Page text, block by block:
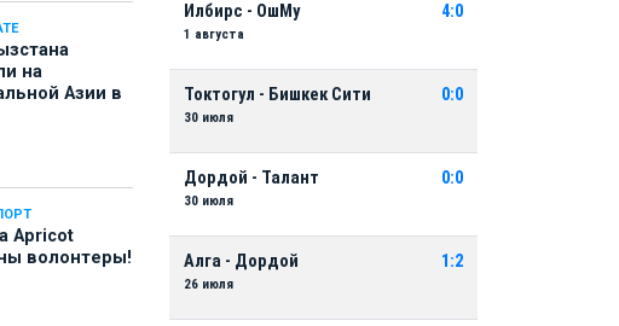
на
Азии в
Apricot
волонтеры!
Илбирс - ОшМу
1 августа
4:0
Токтогул - Бишкек Сити
30 июля
0:0
Дордой - Талант
30 июля
0:0
Алга - Дордой
26 июля
1:2